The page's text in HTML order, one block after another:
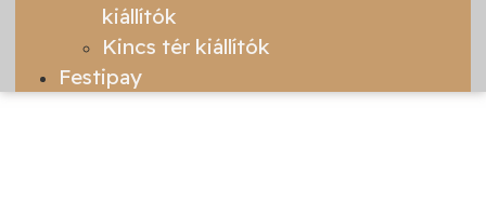
kiállítók
Kincs tér kiállítók
Festipay